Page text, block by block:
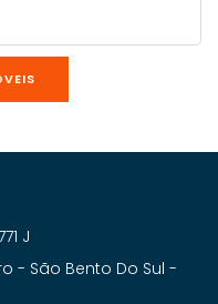
J
- São Bento Do Sul -